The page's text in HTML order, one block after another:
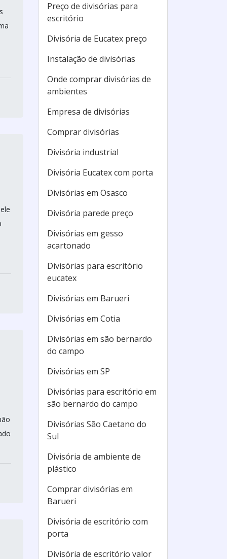
Preço de divisórias para
escritório
Divisória de Eucatex preço
Instalação de divisórias
Onde comprar divisórias de
ambientes
Empresa de divisórias
Comprar divisórias
Divisória industrial
Divisória Eucatex com porta
Divisórias em Osasco
Divisória parede preço
Divisórias em gesso
acartonado
Divisórias para escritório
eucatex
Divisórias em Barueri
Divisórias em Cotia
Divisórias em são bernardo
do campo
Divisórias em SP
Divisórias para escritório em
são bernardo do campo
Divisórias São Caetano do
Sul
Divisória de ambiente de
plástico
Comprar divisórias em
Barueri
Divisória de escritório com
porta
Divisória de escritório valor